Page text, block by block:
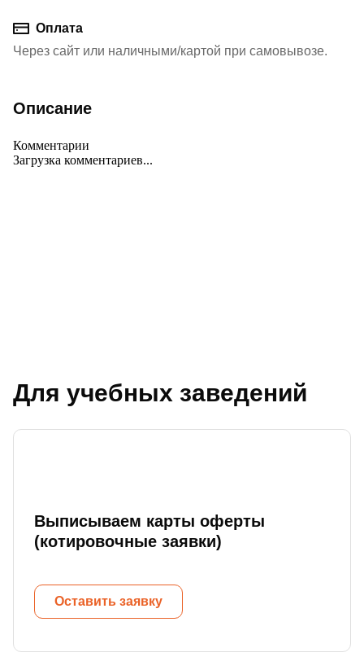
Оплата
Через сайт или наличными/картой при самовывозе.
Описание
Комментарии
Загрузка комментариев...
Для учебных заведений
Выписываем карты оферты
(котировочные заявки)
Оставить заявку